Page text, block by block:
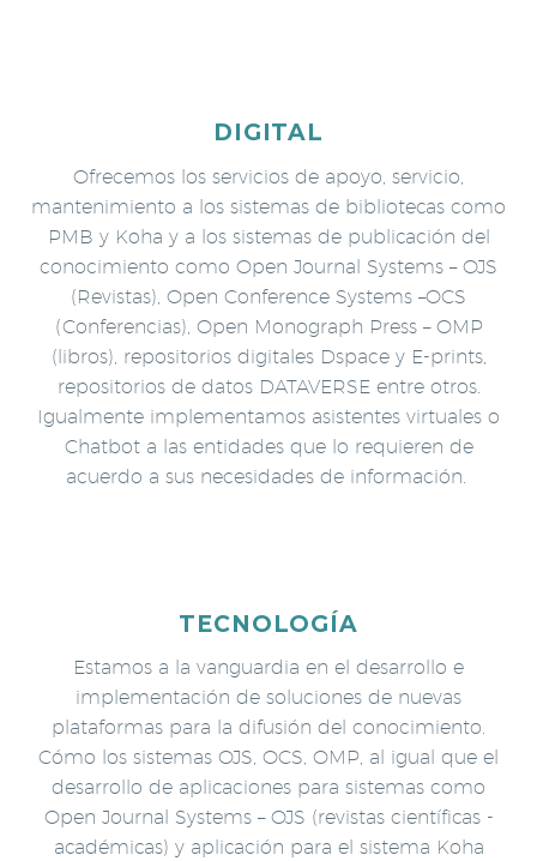
DIGITAL
Ofrecemos los servicios de apoyo, servicio,
mantenimiento a los sistemas de bibliotecas como
PMB y Koha y a los sistemas de publicación del
conocimiento como Open Journal Systems – OJS
(Revistas), Open Conference Systems –OCS
(Conferencias), Open Monograph Press – OMP
(libros), repositorios digitales Dspace y E-prints,
repositorios de datos DATAVERSE entre otros.
Igualmente implementamos asistentes virtuales o
Chatbot a las entidades que lo requieren de
acuerdo a sus necesidades de información.
TECNOLOGÍA
Estamos a la vanguardia en el desarrollo e
implementación de soluciones de nuevas
plataformas para la difusión del conocimiento.
Cómo los sistemas OJS, OCS, OMP, al igual que el
desarrollo de aplicaciones para sistemas como
Open Journal Systems – OJS (revistas científicas -
académicas) y aplicación para el sistema Koha